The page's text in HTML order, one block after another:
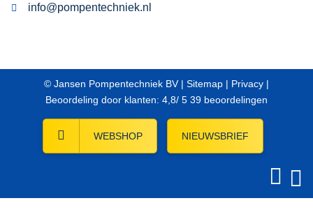
info@pompentechniek.nl
© Jansen Pompentechniek BV | Sitemap | Privacy |
Beoordeling door klanten: 4,8/ 5 39 beoordelingen
WEBSHOP NIEUWSBRIEF